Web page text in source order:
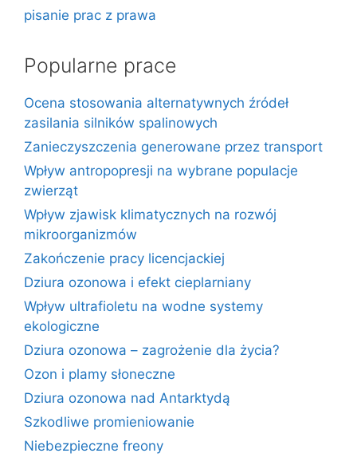
pisanie prac z prawa
Popularne prace
Ocena stosowania alternatywnych źródeł
zasilania silników spalinowych
Zanieczyszczenia generowane przez transport
Wpływ antropopresji na wybrane populacje
zwierząt
Wpływ zjawisk klimatycznych na rozwój
mikroorganizmów
Zakończenie pracy licencjackiej
Dziura ozonowa i efekt cieplarniany
Wpływ ultrafioletu na wodne systemy
ekologiczne
Dziura ozonowa – zagrożenie dla życia?
Ozon i plamy słoneczne
Dziura ozonowa nad Antarktydą
Szkodliwe promieniowanie
Niebezpieczne freony